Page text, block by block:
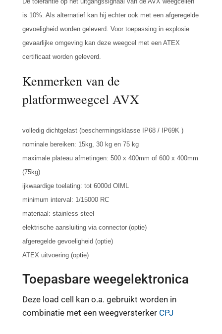
is 10%. Als alternatief kan hij echter ook met een afgeregelde
gevoeligheid worden geleverd. Voor toepassing in explosie
gevaarlijke omgeving kan deze weegcel met een ATEX
certificaat worden geleverd.
Kenmerken van de
platformweegcel AVX
volledig dichtgelast (beschermingsklasse IP68 / IP69K )
nominale bereiken: 15kg, 30 kg en 75 kg
maximale plateau afmetingen: 500 x 400mm of 600 x 400mm
(75kg)
ijkwaardige toelating: tot 6000d OIML
minimum interval: 1/15000 RC
materiaal: stainless steel
elektrische aansluiting via connector (optie)
afgeregelde gevoeligheid (optie)
ATEX uitvoering (optie)
Toepasbare weegelektronica
Deze load cell kan o.a. gebruikt worden in
combinatie met een weegversterker CPJ